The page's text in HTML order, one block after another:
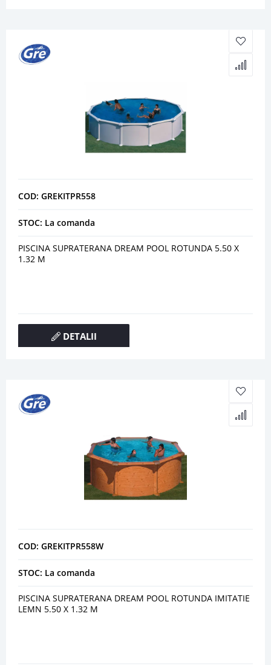
COD: GREKITPR558
STOC: La comanda
PISCINA SUPRATERANA DREAM POOL ROTUNDA 5.50 X
1.32 M
DETALII
COD: GREKITPR558W
STOC: La comanda
PISCINA SUPRATERANA DREAM POOL ROTUNDA IMITATIE
LEMN 5.50 X 1.32 M